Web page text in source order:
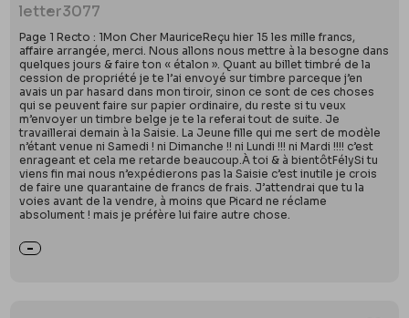
letter3077
Page 1 Recto : 1Mon Cher MauriceReçu hier 15 les mille francs,
affaire arrangée, merci. Nous allons nous mettre à la besogne dans
quelques jours & faire ton « étalon ». Quant au billet timbré de la
cession de propriété je te l’ai envoyé sur timbre parceque j’en
avais un par hasard dans mon tiroir, sinon ce sont de ces choses
qui se peuvent faire sur papier ordinaire, du reste si tu veux
m’envoyer un timbre belge je te la referai tout de suite. Je
travaillerai demain à la Saisie. La Jeune fille qui me sert de modèle
n’étant venue ni Samedi ! ni Dimanche !! ni Lundi !!! ni Mardi !!!! c’est
enrageant et cela me retarde beaucoup.À toi & à bientôtFélySi tu
viens fin mai nous n’expédierons pas la Saisie c’est inutile je crois
de faire une quarantaine de francs de frais. J’attendrai que tu la
voies avant de la vendre, à moins que Picard ne réclame
absolument ! mais je préfère lui faire autre chose.